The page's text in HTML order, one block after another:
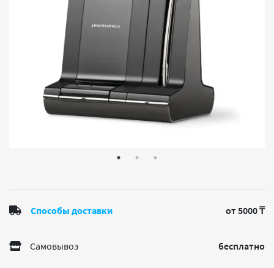
Способы доставки от 5000 ₸
Самовывоз бесплатно